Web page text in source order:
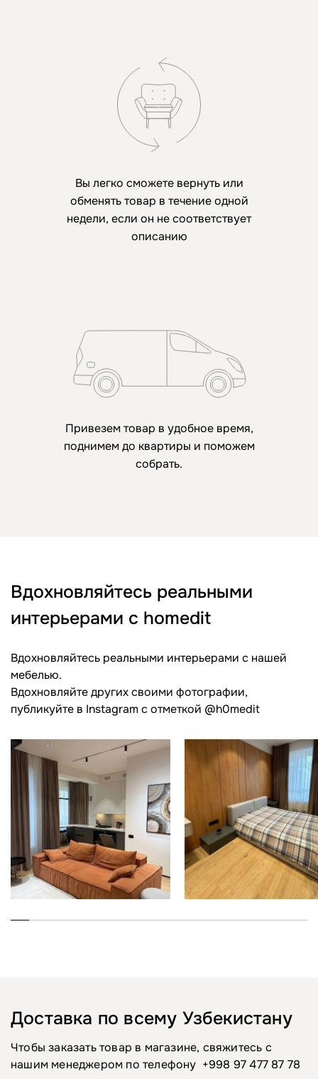
Вы легко сможете вернуть или
обменять товар в течение одной
недели, если он не соответствует
описанию
Привезем товар в удобное время,
поднимем до квартиры и поможем
собрать.
Вдохновляйтесь реальными
интерьерами с homedit
Вдохновляйтесь реальными интерьерами с нашей
мебелью.
Вдохновляйте других своими фотографии,
публикуйте в Instagram c отметкой @h0medit
Доставка по всему Узбекистану
Чтобы заказать товар в магазине, свяжитесь с
нашим менеджером по телефону +998 97 477 87 78